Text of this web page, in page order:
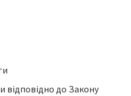
відповідно до Закону